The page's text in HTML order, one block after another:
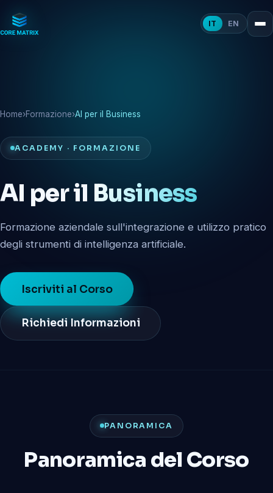
IT EN
Home›Formazione›AI per il Business
ACADEMY · FORMAZIONE
AI per il Business
Formazione aziendale sull'integrazione e utilizzo pratico
degli strumenti di intelligenza artificiale.
Iscriviti al Corso
Richiedi Informazioni
PANORAMICA
Panoramica del Corso